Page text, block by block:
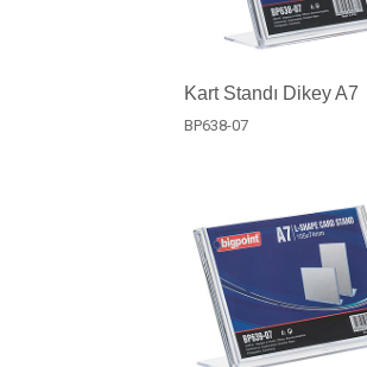
Kart Standı Dikey A7
BP638-07